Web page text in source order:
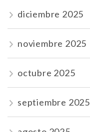
diciembre 2025
noviembre 2025
octubre 2025
septiembre 2025